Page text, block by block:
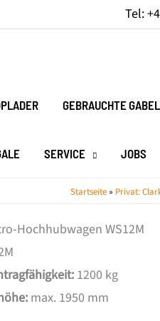
Tel:
GEBRAUCHTE
SERVICE JOBS
Startseite» Privat:
Hochhubwagen WS12M
1200 kg
max. 1950 mm